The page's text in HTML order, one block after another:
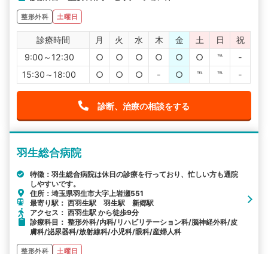
整形外科 土曜日
診療時間 月 火 水 木 金 土 日
祝
9:00～12:30
○ ○ ○ ○ ○ ○ ℡
-
15:30～18:00
○ ○ ○ - ○ ℡ ℡ -
診断、治療の相談をする
羽生総合病院
特徴：羽生総合病院は休日の診療を行っており、忙しい方も通院
しやすいです。
住所：埼玉県羽生市大字上岩瀬551
最寄り駅： 西羽生駅 羽生駅 新郷駅
アクセス： 西羽生駅 から徒歩9分
診療科目： 整形外科/内科/リハビリテーション科/脳神経外科/皮
膚科/泌尿器科/放射線科/小児科/眼科/産婦人科
整形外科 土曜日